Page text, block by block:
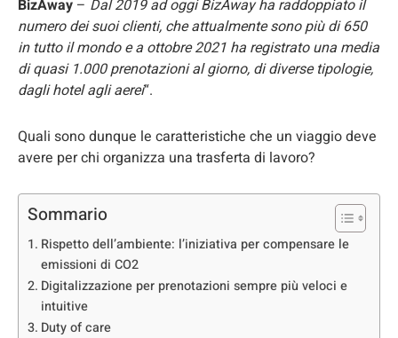
BizAway – Dal 2019 ad oggi BizAway ha raddoppiato il
numero dei suoi clienti, che attualmente sono più di 650
in tutto il mondo e a ottobre 2021 ha registrato una media
di quasi 1.000 prenotazioni al giorno, di diverse tipologie,
dagli hotel agli aerei“.
Quali sono dunque le caratteristiche che un viaggio deve
avere per chi organizza una trasferta di lavoro?
Sommario
Rispetto dell’ambiente: l’iniziativa per compensare le
emissioni di CO2
Digitalizzazione per prenotazioni sempre più veloci e
intuitive
Duty of care